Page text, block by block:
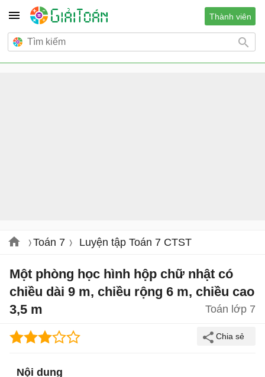
Thành viên
Toán 7 Luyện tập Toán 7 CTST
Một phòng học hình hộp chữ nhật có
chiều dài 9 m, chiều rộng 6 m, chiều cao
3,5 m
Toán lớp 7
Nội dung